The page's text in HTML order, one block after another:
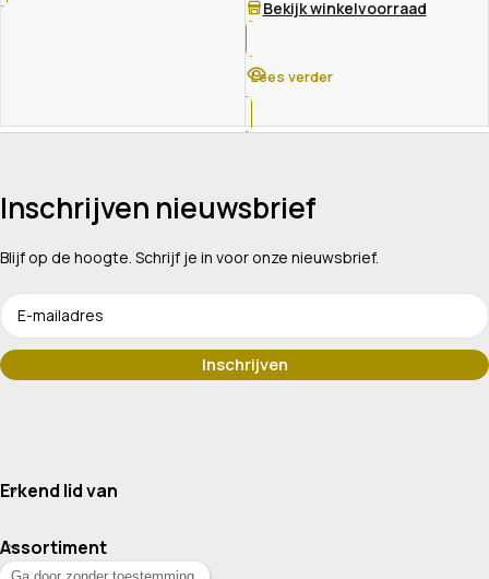
Bekijk winkelvoorraad
Lees verder
Inschrijven nieuwsbrief
Blijf op de hoogte. Schrijf je in voor onze nieuwsbrief.
Erkend lid van
Assortiment